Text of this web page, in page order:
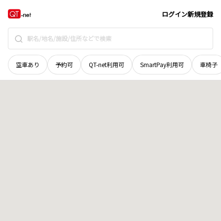
ログイン新規登録
空車あり 予約可 QT-net利用可 SmartPay利用可 車椅子
宮城県